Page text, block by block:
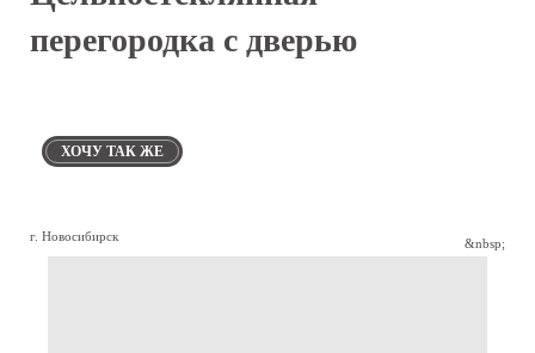
перегородка с дверью
ХОЧУ ТАК ЖЕ
г. Новосибирск &nbsp;